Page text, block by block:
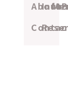
About